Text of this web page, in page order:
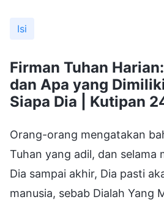
Isi
Firman Tuhan
dan Apa yang
Siapa Dia | Kutipan
Orang-orang mengatakan
Tuhan yang adil, dan selama
Dia sampai akhir, Dia pasti
manusia, sebab Dialah Yang